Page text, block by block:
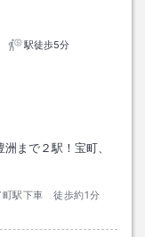
駅徒歩5分
まで２駅！宝町、
町駅下車 徒歩約1分